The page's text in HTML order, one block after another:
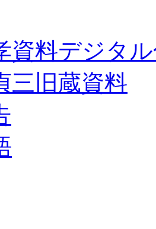
資料デジタ
三旧蔵資料